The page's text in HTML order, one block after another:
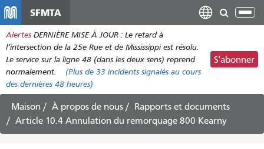
contenu
principal
SFMTA
Alertes DERNIÈRE MISE À JOUR : Le retard à
l’intersection de la 25e Rue et de Mississippi est résolu.
Le service sur la ligne 48 (dans les deux sens) reprend
normalement.
(Plus de 33 incidents signalés au cours
des dernières 48 heures)
S'abonner
Maison À propos de nous
Rapports et documents
Article 10.4 Annulation du remorquage 800 Kearny